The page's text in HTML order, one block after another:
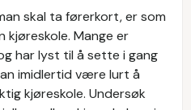
skal ta førerkort, er som
kjøreskole. Mange er
har lyst til å sette i gang
imidlertid være lurt å
kjøreskole. Undersøk